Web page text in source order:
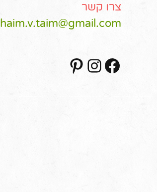
צרו קשר
haim.v.taim@gmail.com
Facebook
Instagram